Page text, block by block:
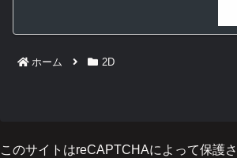
ホーム 2D
このサイトはreCAPTCHAによって保護